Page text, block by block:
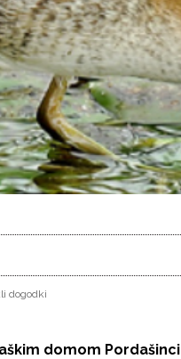
dogodki
domom Pordašinci